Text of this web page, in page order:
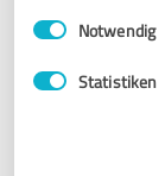
Impressum
Notwendig
Statistiken
Glassl &